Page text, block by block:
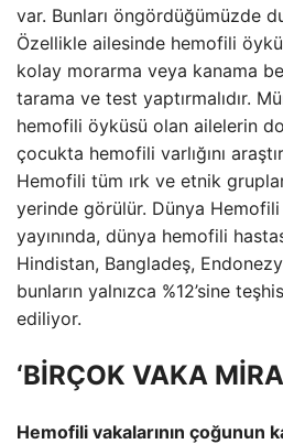
var. Bunları öngördüğümüzde
Özellikle ailesinde hemofili
kolay morarma veya kanama
tarama ve test yaptırmalıdır.
hemofili öyküsü olan ailelerin
çocukta hemofili varlığını
Hemofili tüm ırk ve etnik
yerinde görülür. Dünya Hemofili
yayınında, dünya hemofili
Hindistan, Bangladeş,
bunların yalnızca %12’sine
ediliyor.
‘BİRÇOK VAKA
Hemofili vakalarının çoğunun